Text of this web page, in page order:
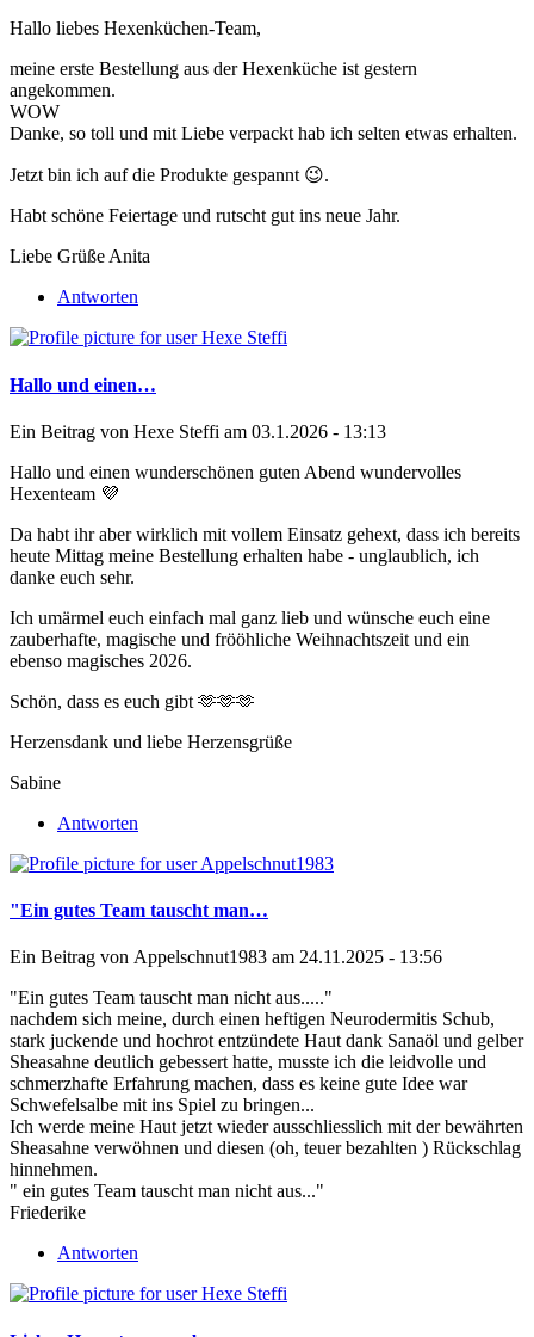
Hallo liebes Hexenküchen-Team,
meine erste Bestellung aus der Hexenküche ist gestern
angekommen.
WOW
Danke, so toll und mit Liebe verpackt hab ich selten etwas erhalten.
Jetzt bin ich auf die Produkte gespannt 😉.
Habt schöne Feiertage und rutscht gut ins neue Jahr.
Liebe Grüße Anita
Antworten
Hallo und einen…
Ein Beitrag von Hexe Steffi am 03.1.2026 - 13:13
Hallo und einen wunderschönen guten Abend wundervolles
Hexenteam 💜
Da habt ihr aber wirklich mit vollem Einsatz gehext, dass ich bereits
heute Mittag meine Bestellung erhalten habe - unglaublich, ich
danke euch sehr.
Ich umärmel euch einfach mal ganz lieb und wünsche euch eine
zauberhafte, magische und frööhliche Weihnachtszeit und ein
ebenso magisches 2026.
Schön, dass es euch gibt 🫶🫶🫶
Herzensdank und liebe Herzensgrüße
Sabine
Antworten
"Ein gutes Team tauscht man…
Ein Beitrag von Appelschnut1983 am 24.11.2025 - 13:56
"Ein gutes Team tauscht man nicht aus....."
nachdem sich meine, durch einen heftigen Neurodermitis Schub,
stark juckende und hochrot entzündete Haut dank Sanaöl und gelber
Sheasahne deutlich gebessert hatte, musste ich die leidvolle und
schmerzhafte Erfahrung machen, dass es keine gute Idee war
Schwefelsalbe mit ins Spiel zu bringen...
Ich werde meine Haut jetzt wieder ausschliesslich mit der bewährten
Sheasahne verwöhnen und diesen (oh, teuer bezahlten ) Rückschlag
hinnehmen.
" ein gutes Team tauscht man nicht aus..."
Friederike
Antworten